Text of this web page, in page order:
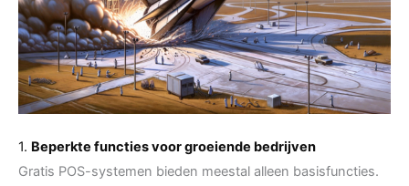
1. Beperkte functies voor groeiende bedrijven
Gratis POS-systemen bieden meestal alleen basisfuncties.